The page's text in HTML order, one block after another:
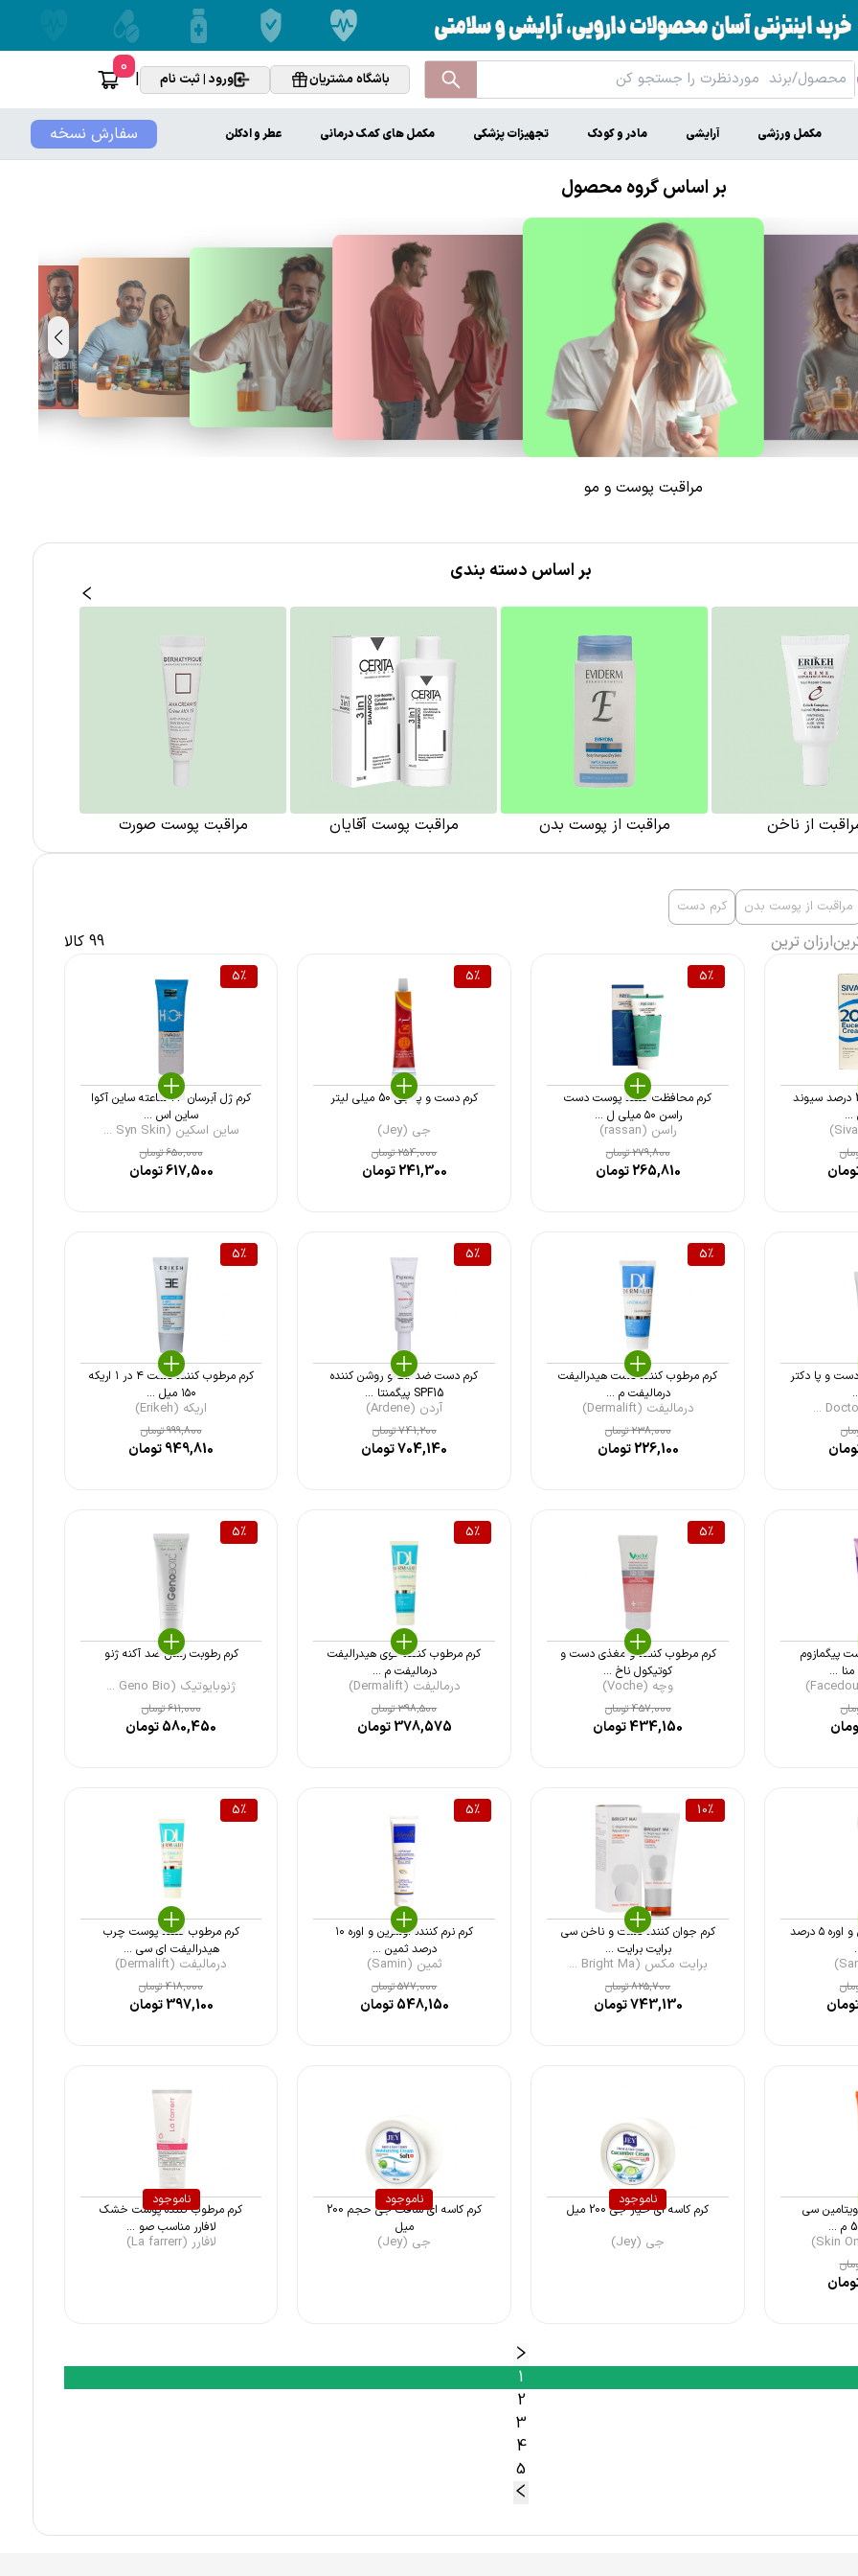
باشگاه مشتریان ورود | ثبت نام |
0
سفارش نسخه مکمل ورزشی آرایشی مادر و کودک تجهیزات پزشکی مکمل های کمک درمانی عطر و ادکلن
بر اساس گروه محصول
مراقبت پوست و مو
بر اساس دسته بندی
از ناخن مراقبت از پوست بدن مراقبت پوست آقایان مراقبت پوست صورت
مراقبت از پوست بدن کرم دست
ارزان ترین 99 کالا
کرم اوره و اوسرین 20 درصد سیوند
5%
کرم محافظت کننده پوست دست
راسن ۵۰ میلی ل ...
راسن (rassan)
279,800تومان
265,810تومان
5%
کرم دست و پا جی 50 میلی لیتر
جی (Jey)
254,000تومان
241,300تومان
5%
کرم ژل آبرسان 24 ساعته ساین آکوا
ساین اس ...
ساین اسکین (Syn Skin ...
650,000تومان
617,500تومان
و پا دکتر
5%
کرم مرطوب کننده دست هیدرالیفت
درمالیفت م ...
درمالیفت (Dermalift)
238,000تومان
226,100تومان
5%
کرم دست ضد لک و روشن کننده
SPF15 پیگمنتا ...
آردن (Ardene)
741,200تومان
704,140تومان
5%
کرم مرطوب کننده دست ۴ در ۱ اریکه
۱۵۰ میل ...
اریکه (Erikeh)
999,800تومان
949,810تومان
پیگمازوم
...
5%
کرم مرطوب کننده و مغذی دست و
کوتیکول ناخ ...
وچه (Voche)
457,000تومان
434,150تومان
5%
کرم مرطوب کننده قوی هیدرالیفت
درمالیفت م ...
درمالیفت (Dermalift)
398,500تومان
378,575تومان
5%
کرم رطوبت رسان ضد آکنه ژنو
ژنوبایوتیک (Geno Bio ...
611,000تومان
580,450تومان
کرم نرم کننده اوسرین و اوره ۵ درصد
10%
کرم جوان کننده دست و ناخن سی
برایت برایت ...
برایت مکس (Bright Ma ...
825,700تومان
743,130تومان
5%
کرم نرم کننده اوسرین و اوره ۱۰
درصد ثمین ...
ثمین (Samin)
577,000تومان
548,150تومان
5%
کرم مرطوب کننده پوست چرب
هیدرالیفت ای سی ...
درمالیفت (Dermalift)
418,000تومان
397,100تومان
سی
ناموجود
کرم کاسه ای خیار جی 200 میل
جی (Jey)
ناموجود
کرم کاسه ای سافت جی حجم 200
میل
جی (Jey)
ناموجود
کرم مرطوب کننده پوست خشک
لافارر مناسب صو ...
لافارر (La farrerr)
1
2
3
4
5